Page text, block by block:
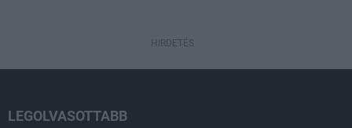
HIRDETÉS
LEGOLVASOTTABB